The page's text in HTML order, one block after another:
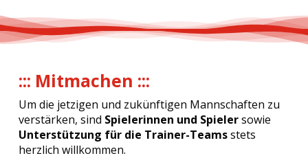
::: Mitmachen :::
Um die jetzigen und zukünftigen Mannschaften zu
verstärken, sind Spielerinnen und Spielersowie
Unterstützung für die Trainer-Teamsstets
herzlich willkommen.